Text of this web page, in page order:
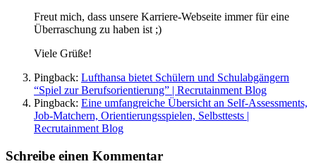
Freut mich, dass unsere Karriere-Webseite immer für eine
Überraschung zu haben ist ;)
Viele Grüße!
Pingback: Lufthansa bietet Schülern und Schulabgängern
“Spiel zur Berufsorientierung” | Recrutainment Blog
Pingback: Eine umfangreiche Übersicht an Self-Assessments,
Job-Matchern, Orientierungsspielen, Selbsttests |
Recrutainment Blog
Schreibe einen Kommentar